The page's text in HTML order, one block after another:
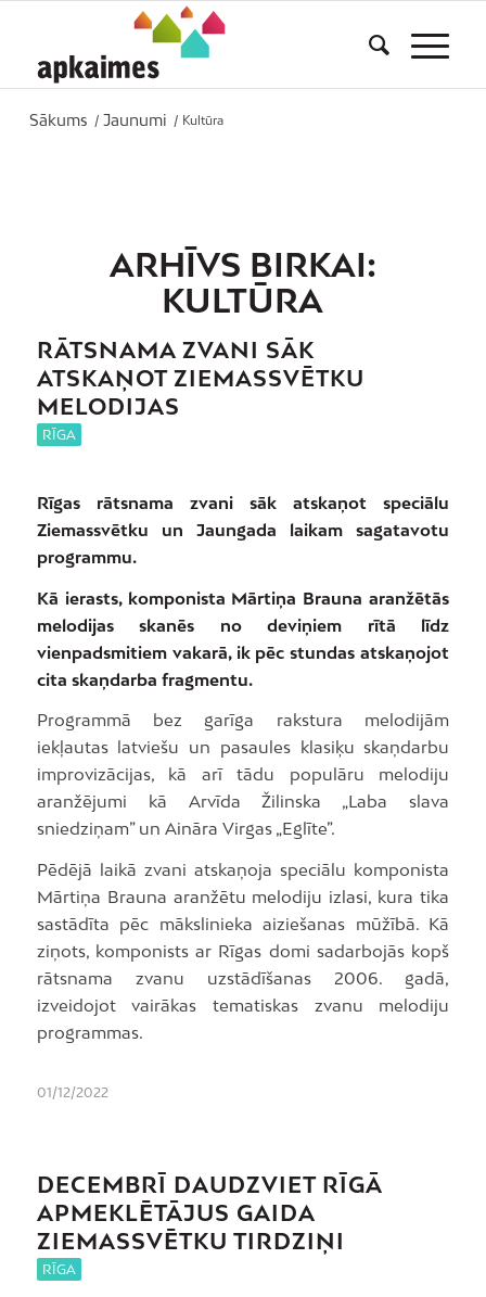
Sākums / Jaunumi / Kultūra
ARHĪVS BIRKAI:
KULTŪRA
RĀTSNAMA ZVANI SĀK
ATSKAŅOT ZIEMASSVĒTKU
MELODIJAS
RĪGA
Rīgas rātsnama zvani sāk atskaņot speciālu
Ziemassvētku un Jaungada laikam sagatavotu
programmu.
Kā ierasts, komponista Mārtiņa Brauna aranžētās
melodijas skanēs no deviņiem rītā līdz
vienpadsmitiem vakarā, ik pēc stundas atskaņojot
cita skaņdarba fragmentu.
Programmā bez garīga rakstura melodijām
iekļautas latviešu un pasaules klasiķu skaņdarbu
improvizācijas, kā arī tādu populāru melodiju
aranžējumi kā Arvīda Žilinska „Laba slava
sniedziņam” un Aināra Virgas „Eglīte”.
Pēdējā laikā zvani atskaņoja speciālu komponista
Mārtiņa Brauna aranžētu melodiju izlasi, kura tika
sastādīta pēc mākslinieka aiziešanas mūžībā. Kā
ziņots, komponists ar Rīgas domi sadarbojās kopš
rātsnama zvanu uzstādīšanas 2006. gadā,
izveidojot vairākas tematiskas zvanu melodiju
programmas.
01/12/2022
DECEMBRĪ DAUDZVIET RĪGĀ
APMEKLĒTĀJUS GAIDA
ZIEMASSVĒTKU TIRDZIŅI
RĪGA